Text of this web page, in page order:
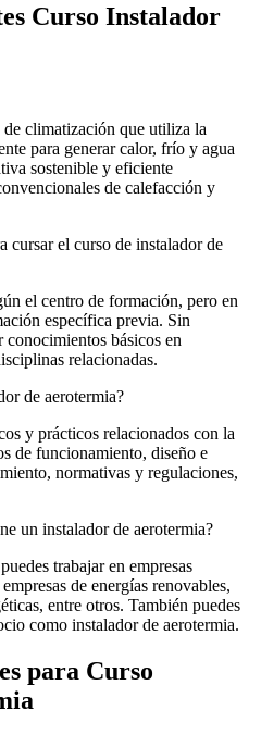
Curso Instalador
climatización que utiliza la
para generar calor, frío y agua
sostenible y eficiente
de calefacción y
cursar el curso de instalador de
el centro de formación, pero en
específica previa. Sin
conocimientos básicos en
relacionadas.
de aerotermia?
y prácticos relacionados con la
de funcionamiento, diseño e
normativas y regulaciones,
un instalador de aerotermia?
trabajar en empresas
de energías renovables,
entre otros. También puedes
como instalador de aerotermia.
para Curso